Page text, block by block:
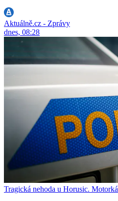
Aktuálně.cz - Zprávy
dnes, 08:28
Tragická nehoda u Horusic.